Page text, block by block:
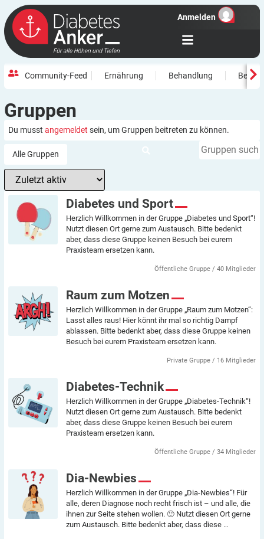
Anmelden
Community-Feed Ernährung Behandlung
Gruppen
Du musst angemeldet sein, um Gruppen beitreten zu können.
Gruppen
suchen...
Alle Gruppen
Gruppenverzeichnis
Diabetes und Sport
Herzlich Willkommen in der Gruppe „Diabetes und Sport“!
Nutzt diesen Ort gerne zum Austausch. Bitte bedenkt
aber, dass diese Gruppe keinen Besuch bei eurem
Praxisteam ersetzen kann.
Öffentliche Gruppe / 40 Mitglieder
Raum zum Motzen
Herzlich Willkommen in der Gruppe „Raum zum Motzen“:
Lasst alles raus! Hier könnt ihr mal so richtig Dampf
ablassen. Bitte bedenkt aber, dass diese Gruppe keinen
Besuch bei eurem Praxisteam ersetzen kann.
Private Gruppe / 16 Mitglieder
Diabetes-Technik
Herzlich Willkommen in der Gruppe „Diabetes-Technik“!
Nutzt diesen Ort gerne zum Austausch. Bitte bedenkt
aber, dass diese Gruppe keinen Besuch bei eurem
Praxisteam ersetzen kann.
Öffentliche Gruppe / 34 Mitglieder
Dia-Newbies
Herzlich Willkommen in der Gruppe „Dia-Newbies“! Für
alle, deren Diagnose noch recht frisch ist – und alle, die
ihnen zur Seite stehen wollen. 🙂 Nutzt diesen Ort gerne
zum Austausch. Bitte bedenkt aber, dass diese …